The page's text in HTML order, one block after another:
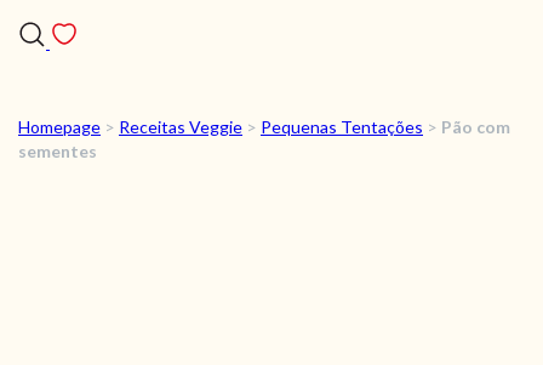
RECEITAS
Homepage > Receitas Veggie > Pequenas Tentações > Pão com
sementes